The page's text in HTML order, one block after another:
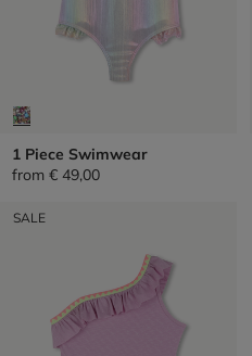
1 Piece Swimwear
from € 49,00
SALE